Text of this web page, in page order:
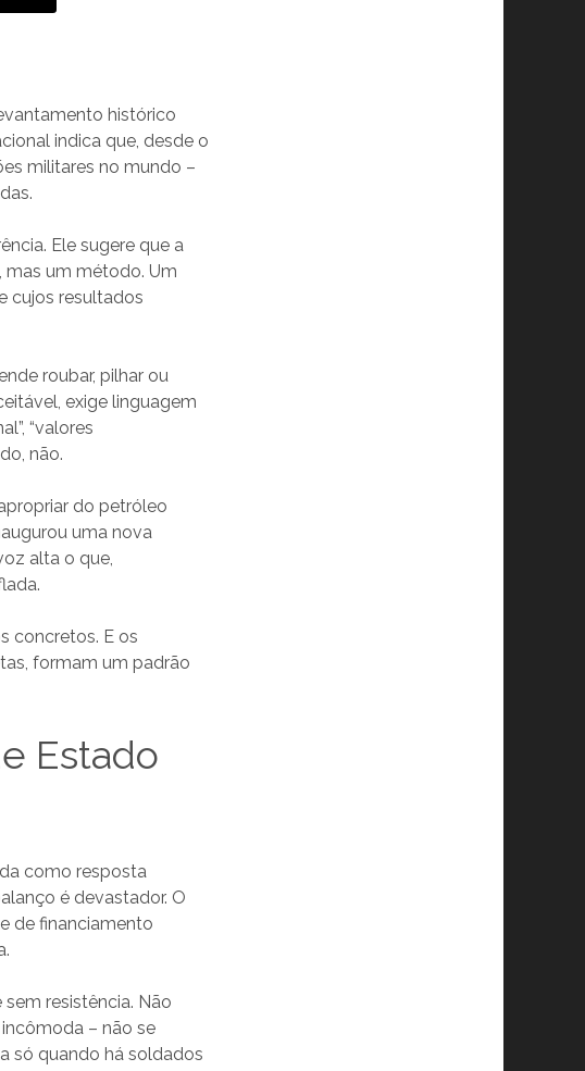
histórico
indica que, desde o
militares no mundo –
Ele sugere que a
mas um método. Um
cujos resultados
roubar, pilhar ou
exige linguagem
“valores
não.
do petróleo
uma nova
alta o que,
concretos. E os
formam um padrão
Estado
como resposta
é devastador. O
de financiamento
resistência. Não
– não se
só quando há soldados